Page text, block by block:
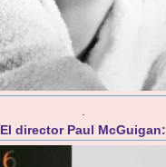
El director Paul McGuigan: